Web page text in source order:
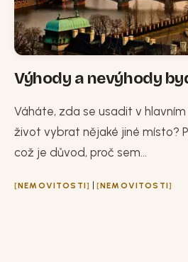
Výhody a nevýhody
Váháte, zda se usadit v
život vybrat nějaké jiné místo?
což je důvod, proč sem...
NEMOVITOSTI | NEMOVITOSTI